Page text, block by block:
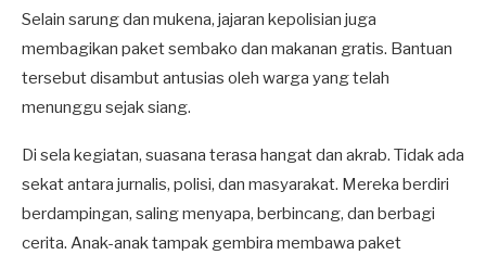
Selain sarung dan mukena, jajaran kepolisian juga
membagikan paket sembako dan makanan gratis. Bantuan
tersebut disambut antusias oleh warga yang telah
menunggu sejak siang.
Di sela kegiatan, suasana terasa hangat dan akrab. Tidak ada
sekat antara jurnalis, polisi, dan masyarakat. Mereka berdiri
berdampingan, saling menyapa, berbincang, dan berbagi
cerita. Anak-anak tampak gembira membawa paket